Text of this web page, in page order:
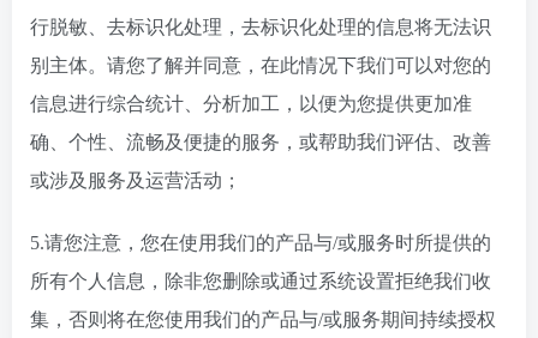
行脱敏、去标识化处理，去标识化处理的信息将无法识
别主体。请您了解并同意，在此情况下我们可以对您的
信息进行综合统计、分析加工，以便为您提供更加准
确、个性、流畅及便捷的服务，或帮助我们评估、改善
或涉及服务及运营活动；
5.请您注意，您在使用我们的产品与/或服务时所提供的
所有个人信息，除非您删除或通过系统设置拒绝我们收
集，否则将在您使用我们的产品与/或服务期间持续授权